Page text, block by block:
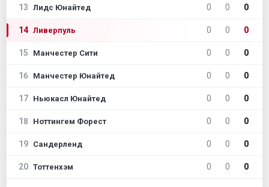
13 Лидс Юнайтед 0 0 0
14 Ливерпуль 0 0 0
15 Манчестер Сити 0 0 0
16 Манчестер Юнайтед 0 0 0
17 Ньюкасл Юнайтед 0 0 0
18 Ноттингем Форест 0 0 0
19 Сандерленд 0 0 0
20 Тоттенхэм 0 0 0